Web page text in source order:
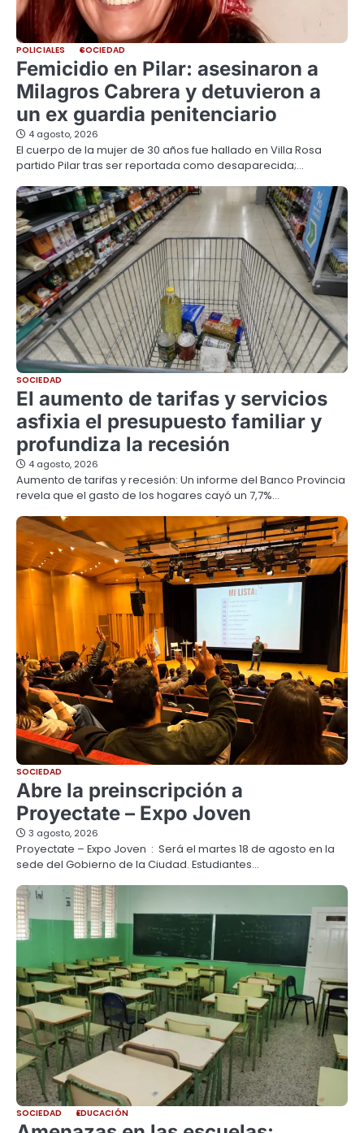
POLICIALES SOCIEDAD
Femicidio en Pilar: asesinaron a
Milagros Cabrera y detuvieron a
un ex guardia penitenciario
4 agosto, 2026
El cuerpo de la mujer de 30 años fue hallado en Villa Rosa
partido Pilar tras ser reportada como desaparecida;…
SOCIEDAD
El aumento de tarifas y servicios
asfixia el presupuesto familiar y
profundiza la recesión
4 agosto, 2026
Aumento de tarifas y recesión: Un informe del Banco Provincia
revela que el gasto de los hogares cayó un 7,7%…
SOCIEDAD
Abre la preinscripción a
Proyectate – Expo Joven
3 agosto, 2026
Proyectate – Expo Joven : Será el martes 18 de agosto en la
sede del Gobierno de la Ciudad. Estudiantes…
SOCIEDAD EDUCACIÓN